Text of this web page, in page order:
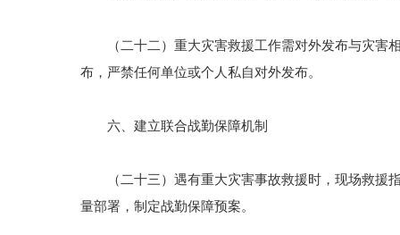
（二十二）重大灾害救援工作需对外发布与灾害相
布，严禁任何单位或个人私自对外发布。
六、建立联合战勤保障机制
（二十三）遇有重大灾害事故救援时，现场救援指
量部署，制定战勤保障预案。